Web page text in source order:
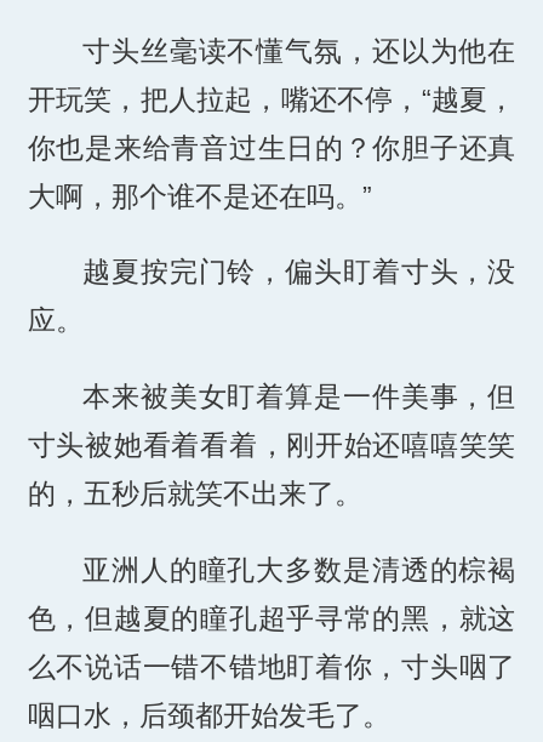
寸头丝毫读不懂气氛，还以为他在
开玩笑，把人拉起，嘴还不停，“越夏，
你也是来给青音过生日的？你胆子还真
大啊，那个谁不是还在吗。”
越夏按完门铃，偏头盯着寸头，没
应。
本来被美女盯着算是一件美事，但
寸头被她看着看着，刚开始还嘻嘻笑笑
的，五秒后就笑不出来了。
亚洲人的瞳孔大多数是清透的棕褐
色，但越夏的瞳孔超乎寻常的黑，就这
么不说话一错不错地盯着你，寸头咽了
咽口水，后颈都开始发毛了。